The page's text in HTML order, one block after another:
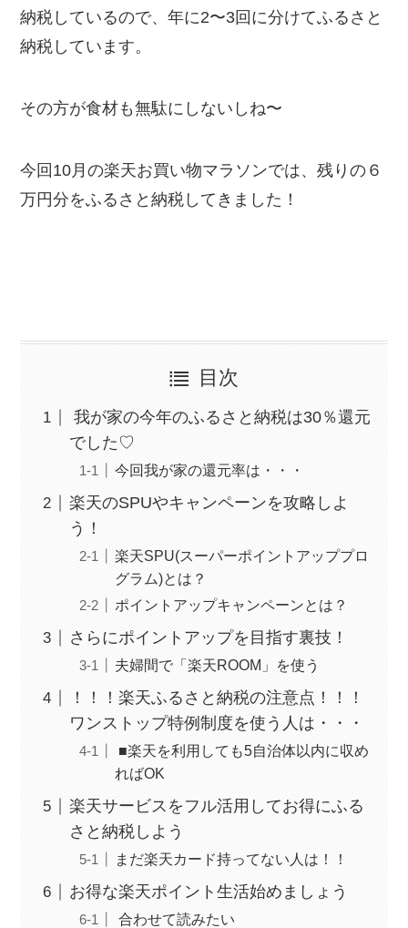
納税しているので、年に2〜3回に分けてふるさと
納税しています。
その方が食材も無駄にしないしね〜
今回10月の楽天お買い物マラソンでは、残りの６
万円分をふるさと納税してきました！
目次
我が家の今年のふるさと納税は30％還元
でした♡
今回我が家の還元率は・・・
楽天のSPUやキャンペーンを攻略しよ
う！
楽天SPU(スーパーポイントアッププロ
グラム)とは？
ポイントアップキャンペーンとは？
さらにポイントアップを目指す裏技！
夫婦間で「楽天ROOM」を使う
！！！楽天ふるさと納税の注意点！！！
ワンストップ特例制度を使う人は・・・
■楽天を利用しても5自治体以内に収め
ればOK
楽天サービスをフル活用してお得にふる
さと納税しよう
まだ楽天カード持ってない人は！！
お得な楽天ポイント生活始めましょう
合わせて読みたい